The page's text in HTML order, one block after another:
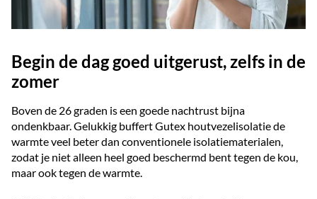
Begin de dag goed uitgerust, zelfs in de
zomer
Boven de 26 graden is een goede nachtrust bijna
ondenkbaar. Gelukkig buffert Gutex houtvezelisolatie de
warmte veel beter dan conventionele isolatiematerialen,
zodat je niet alleen heel goed beschermd bent tegen de kou,
maar ook tegen de warmte.